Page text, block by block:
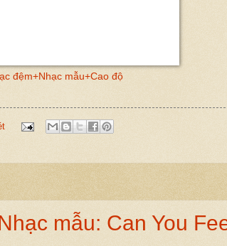
đệm+Nhạc mẫu+Cao độ
mẫu: Can You